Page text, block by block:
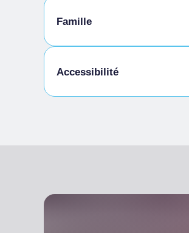
Animaux autorisés en laisse
Famille
Menu enfants
Accessibilité